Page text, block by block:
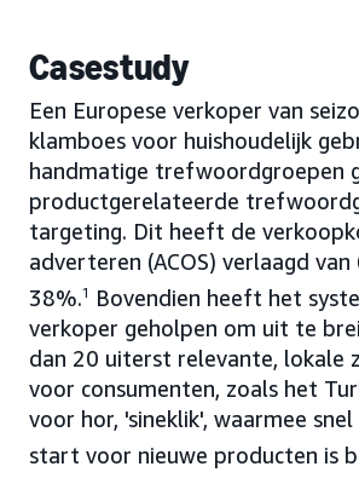
Casestudy
Een Europese verkoper van
klamboes voor huishoudelijk
handmatige trefwoordgroepen
productgerelateerde
targeting. Dit heeft de
adverteren (ACOS) verlaagd
38%.1
Bovendien heeft het
verkoper geholpen om uit te
dan 20 uiterst relevante, lokale
voor consumenten, zoals het
voor hor, 'sineklik', waarmee
start voor nieuwe producten is